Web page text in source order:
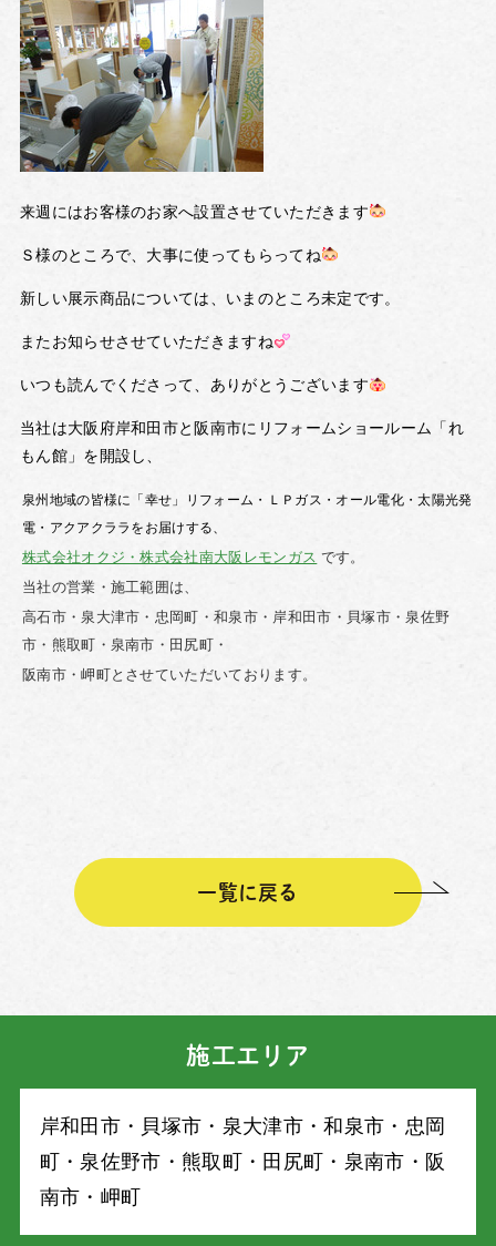
来週にはお客様のお家へ設置させていただきます
Ｓ様のところで、大事に使ってもらってね
新しい展示商品については、いまのところ未定です。
またお知らせさせていただきますね
いつも読んでくださって、ありがとうございます
当社は大阪府岸和田市と阪南市にリフォームショールーム「れ
もん館」を開設し、
泉州地域の皆様に「幸せ」リフォーム・ＬＰガス・オール電化・太陽光発
電・アクアクララをお届けする、
株式会社オクジ・株式会社南大阪レモンガス です。
当社の営業・施工範囲は、
高石市・泉大津市・忠岡町・和泉市・岸和田市・貝塚市・泉佐野
市・熊取町・泉南市・田尻町・
阪南市・岬町とさせていただいております。
一覧に戻る
施工エリア
岸和⽥市・⾙塚市・泉⼤津市・和泉市・忠岡
町・泉佐野市・熊取町・⽥尻町・泉南市・阪
南市・岬町